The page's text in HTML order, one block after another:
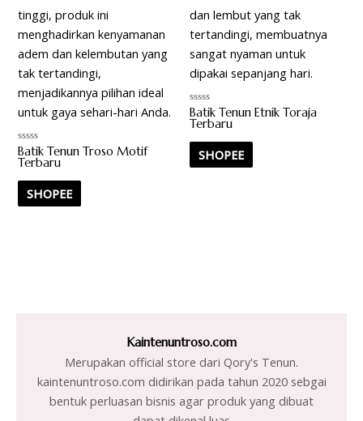
Rated
0
out
of
Batik Tenun Troso Motif
Terbaru
SHOPEE
Rated
0
out
of
Batik Tenun Etnik Toraja
Terbaru
SHOPEE
Kaintenuntroso.com
Merupakan official store dari Qory's Tenun.
kaintenuntroso.com didirikan pada tahun 2020 sebgai
bentuk perluasan bisnis agar produk yang dibuat